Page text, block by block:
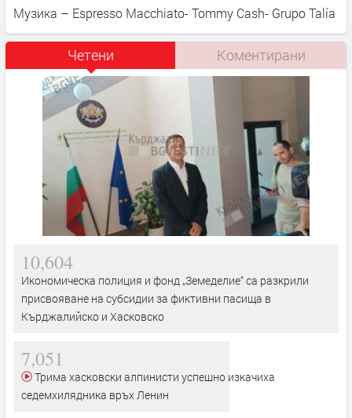
Музика – Espresso Macchiato- Tommy Cash- Grupo Talía
Четени Коментирани
10,604
Икономическа полиция и фонд „Земеделие“ са разкрили
присвояване на субсидии за фиктивни пасища в
Кърджалийско и Хасковско
7,051
седемхилядника връх Ленин